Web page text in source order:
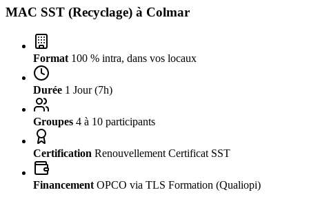
MAC SST (Recyclage) à Colmar
Format 100 % intra, dans vos locaux
Durée 1 Jour (7h)
Groupes 4 à 10 participants
Certification Renouvellement Certificat SST
Financement OPCO via TLS Formation (Qualiopi)